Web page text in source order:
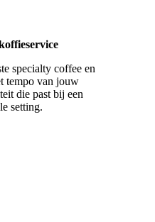
specialty coffee en
tempo van jouw
die past bij een
setting.